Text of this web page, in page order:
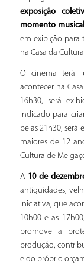
exposição
momento musical
em exibição para
na Casa da
O cinema terá
acontecer na
16h30, será
indicado para
pelas 21h30,
maiores de 12
Cultura de
A 10 de
antiguidades,
iniciativa, que
10h00 e as
promove a
produção,
e do próprio